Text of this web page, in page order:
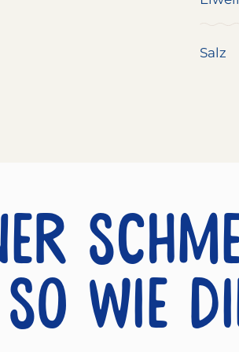
Salz
so wie